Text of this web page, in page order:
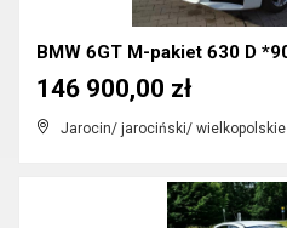
Jarocin/ jarociński/ wielkopolskie
146 900,00 zł